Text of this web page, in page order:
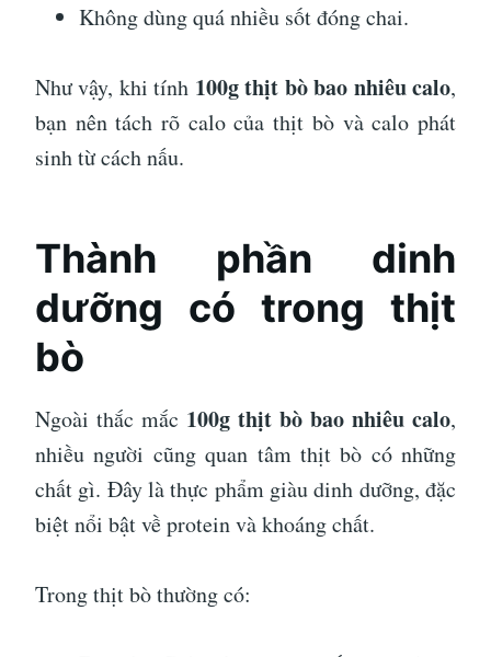
Không dùng quá nhiều sốt đóng chai.
Như vậy, khi tính 100g thịt bò bao nhiêu calo,
bạn nên tách rõ calo của thịt bò và calo phát
sinh từ cách nấu.
Thành phần dinh
dưỡng có trong thịt
bò
Ngoài thắc mắc 100g thịt bò bao nhiêu calo,
nhiều người cũng quan tâm thịt bò có những
chất gì. Đây là thực phẩm giàu dinh dưỡng, đặc
biệt nổi bật về protein và khoáng chất.
Trong thịt bò thường có: